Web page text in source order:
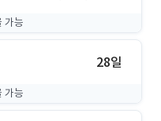
가능
28일
가능